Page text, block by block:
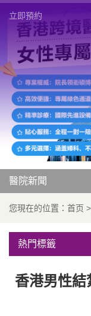
立即預約
醫院新聞
您現在的位置： 首页 >
熱門標籤
香港男性